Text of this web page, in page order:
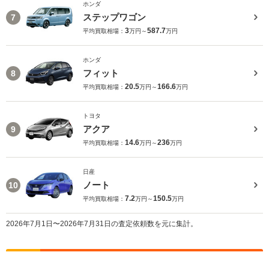
7
ホンダ
ステップワゴン
平均買取相場： 3万円～587.7万円
8
ホンダ
フィット
平均買取相場： 20.5万円～166.6万円
9
トヨタ
アクア
平均買取相場： 14.6万円～236万円
10
日産
ノート
平均買取相場： 7.2万円～150.5万円
2026年7月1日〜2026年7月31日の査定依頼数を元に集計。